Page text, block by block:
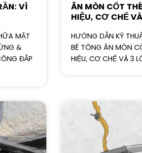
VÌ
MẶT
&
ĐẮP
ĂN MÒN CỐT
HIỆU, CƠ CHẾ
HƯỚNG DẪN KỸ
BÊ TÔNG ĂN MÒN
HIỆU, CƠ CHẾ VÀ 3